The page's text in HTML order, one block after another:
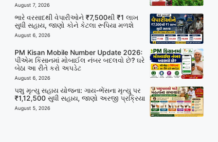
August 7, 2026
ભારે વરસાદથી વેપારીઓને ₹7,500થી ₹1 લાખ
સુધી સહાય, જાણો કોને કેટલા રૂપિયા મળશે
August 6, 2026
PM Kisan Mobile Number Update 2026:
પીએમ કિસાનમાં મોબાઈલ નંબર બદલવો છે? ઘરે
બેઠા આ રીતે કરો અપડેટ
August 6, 2026
પશુ મૃત્યુ સહાય યોજના: ગાય-ભેંસના મૃત્યુ પર
₹1,12,500 સુધી સહાય, જાણો અરજી પ્રક્રિયા
August 5, 2026